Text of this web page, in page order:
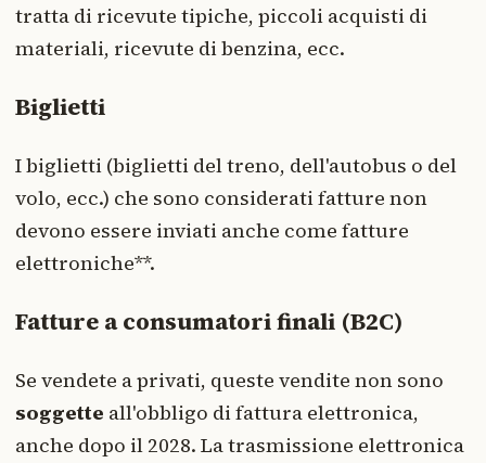
tratta di ricevute tipiche, piccoli acquisti di
materiali, ricevute di benzina, ecc.
Biglietti
I biglietti (biglietti del treno, dell'autobus o del
volo, ecc.) che sono considerati fatture non
devono essere inviati anche come fatture
elettroniche**.
Fatture a consumatori finali (B2C)
Se vendete a privati, queste vendite non sono
soggette all'obbligo di fattura elettronica,
anche dopo il 2028. La trasmissione elettronica